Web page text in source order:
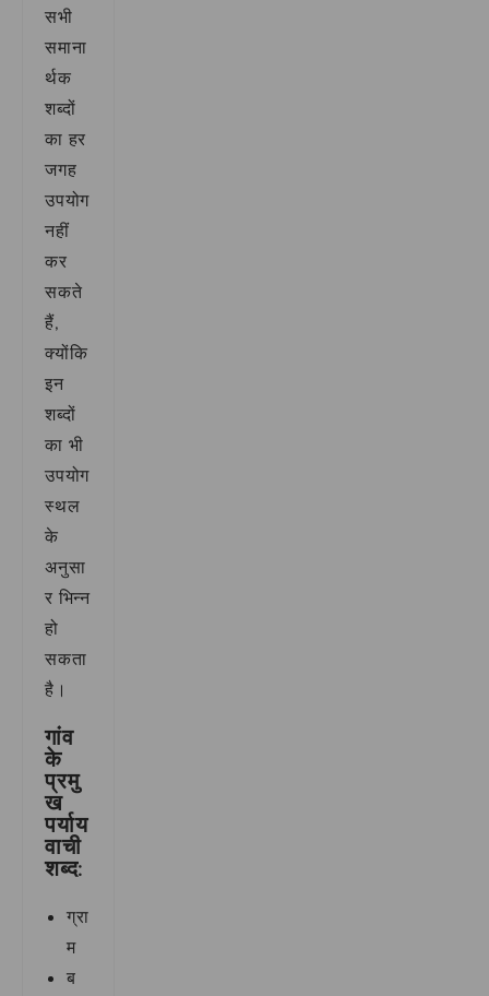
सभी
समाना
र्थक
शब्दों
का हर
जगह
उपयोग
नहीं
कर
सकते
हैं,
क्योंकि
इन
शब्दों
का भी
उपयोग
स्थल
के
अनुसा
र भिन्न
हो
सकता
है।
गांव
के
प्रमु
ख
पर्याय
वाची
शब्द:
ग्रा
म
ब